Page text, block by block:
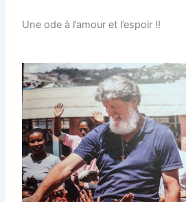
Une ode à l’amour et l’espoir !!